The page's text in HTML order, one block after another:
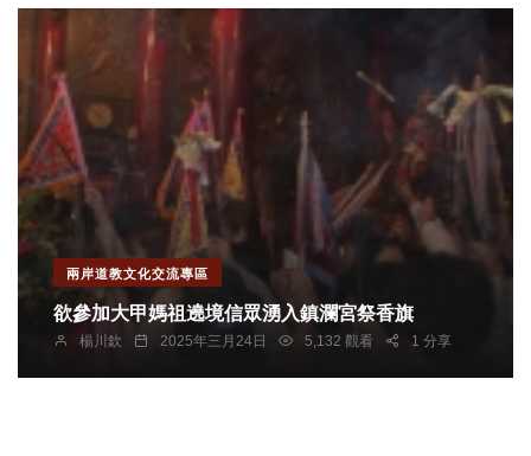
兩岸道教文化交流專區
欲參加大甲媽祖遶境信眾湧入鎮瀾宮祭香旗
楊川欽 2025年三月24日 5,132 觀看 1 分享